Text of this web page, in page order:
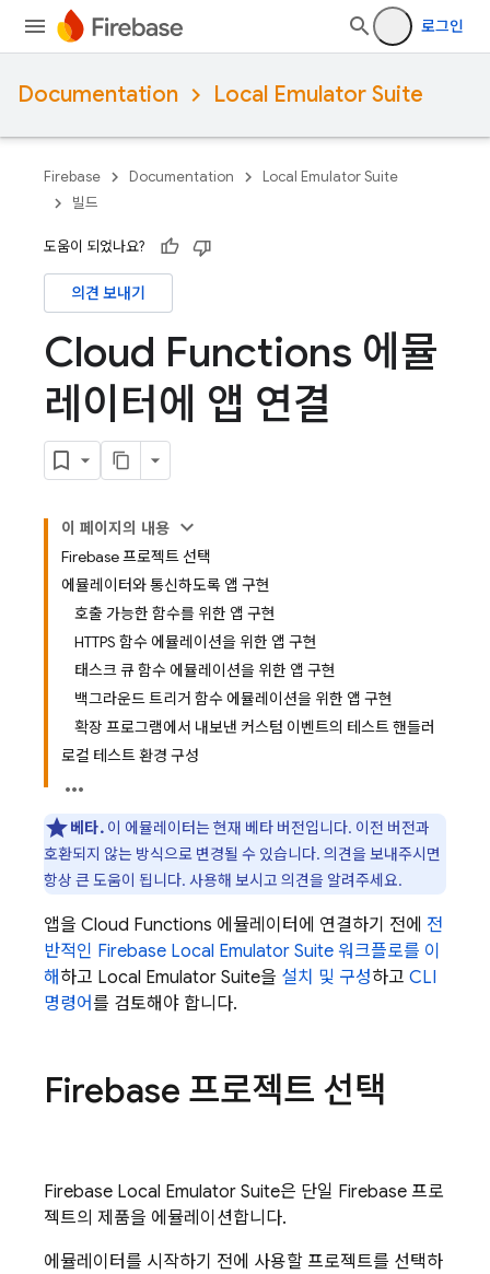
로그인
Documentation Local Emulator Suite
Firebase Documentation
Local Emulator Suite
빌드
도움이 되었나요?
의견 보내기
Cloud Functions 에뮬
레이터에 앱 연결
이 페이지의 내용
Firebase 프로젝트 선택
에뮬레이터와 통신하도록 앱 구현
호출 가능한 함수를 위한 앱 구현
HTTPS 함수 에뮬레이션을 위한 앱 구현
태스크 큐 함수 에뮬레이션을 위한 앱 구현
백그라운드 트리거 함수 에뮬레이션을 위한 앱 구현
확장 프로그램에서 내보낸 커스텀 이벤트의 테스트 핸들러
로컬 테스트 환경 구성
베타.이 에뮬레이터는 현재 베타 버전입니다. 이전 버전과
호환되지 않는 방식으로 변경될 수 있습니다. 의견을 보내주시면
항상 큰 도움이 됩니다. 사용해 보시고 의견을 알려주세요.
앱을 Cloud Functions 에뮬레이터에 연결하기 전에 전
반적인 Firebase Local Emulator Suite 워크플로를 이
해 하고 Local Emulator Suite을 설치 및 구성하고 CLI
명령어를 검토해야 합니다.
Firebase 프로젝트 선택
Firebase Local Emulator Suite은 단일 Firebase 프로
젝트의 제품을 에뮬레이션합니다.
에뮬레이터를 시작하기 전에 사용할 프로젝트를 선택하